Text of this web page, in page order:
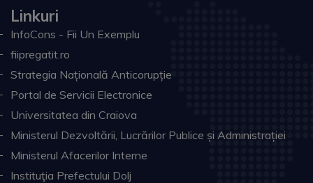
Linkuri
InfoCons - Fii Un Exemplu
fiipregatit.ro
Strategia Națională Anticorupție
Portal de Servicii Electronice
Universitatea din Craiova
Ministerul Dezvoltării, Lucrărilor Publice și Administrației
Ministerul Afacerilor Interne
Instituţia Prefectului Dolj